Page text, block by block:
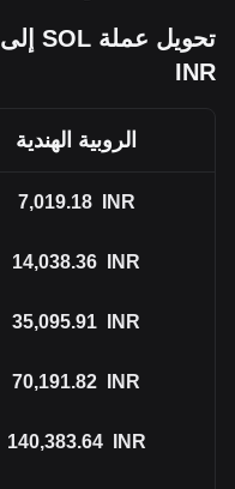
تحويل عملة SOL إلى
INR
الروبية الهندية
7,019.18 INR
14,038.36 INR
35,095.91 INR
70,191.82 INR
140,383.64 INR